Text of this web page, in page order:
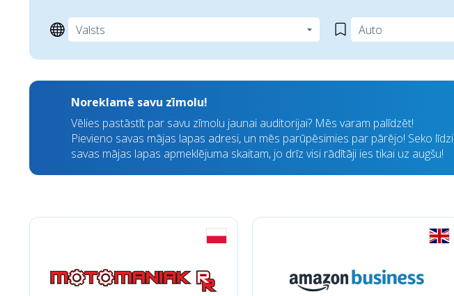
Noreklamē savu zīmolu!
Vēlies pastāstīt par savu zīmolu jaunai auditorijai? Mēs varam palīdzēt!
Pievieno savas mājas lapas adresi, un mēs parūpēsimies par pārējo! Seko līdzi
savas mājas lapas apmeklējuma skaitam, jo drīz visi rādītāji ies tikai uz augšu!